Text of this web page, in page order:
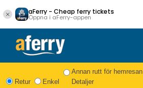
aFerry - Cheap ferry tickets
Öppna i aFerry-appen
Retur Enkel
Annan rutt för hemresan
Detaljer